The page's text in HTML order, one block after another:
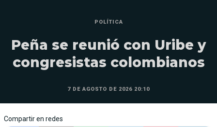
POLÍTICA
Peña se reunió con Uribe y
congresistas colombianos
7 DE AGOSTO DE 2026 20:10
Compartir en redes